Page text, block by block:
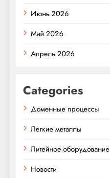
Июнь 2026
Май 2026
Апрель 2026
Categories
Доменные процессы
Легкие металлы
Литейное оборудование
Новости